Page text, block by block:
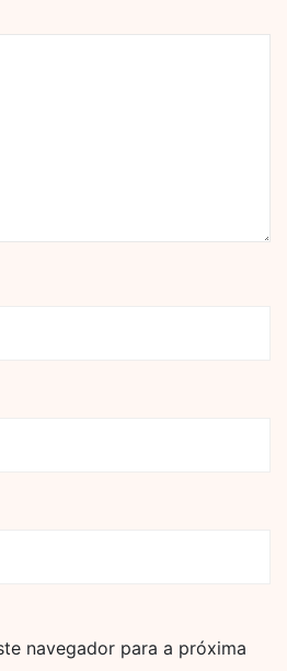
navegador para a próxima